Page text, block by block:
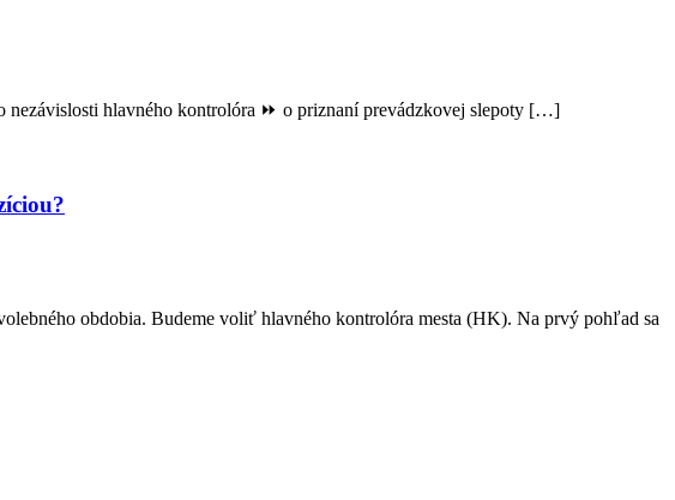
nezávislosti hlavného kontrolóra ⏩️ o priznaní prevádzkovej slepoty […]
obdobia. Budeme voliť hlavného kontrolóra mesta (HK). Na prvý pohľad sa